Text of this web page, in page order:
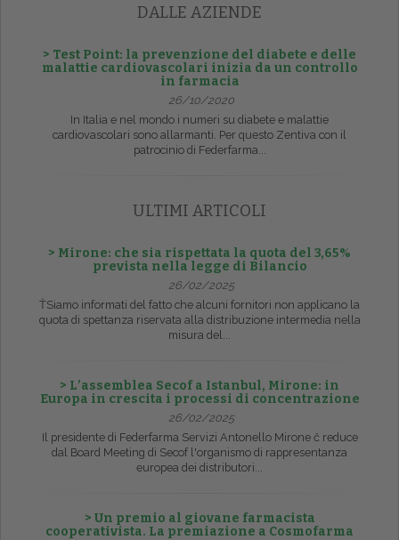
DALLE AZIENDE
> Test Point: la prevenzione del diabete e delle
malattie cardiovascolari inizia da un controllo
in farmacia
26/10/2020
In Italia e nel mondo i numeri su diabete e malattie
cardiovascolari sono allarmanti. Per questo Zentiva con il
patrocinio di Federfarma...
ULTIMI ARTICOLI
> Mirone: che sia rispettata la quota del 3,65%
prevista nella legge di Bilancio
26/02/2025
ŤSiamo informati del fatto che alcuni fornitori non applicano la
quota di spettanza riservata alla distribuzione intermedia nella
misura del...
> L’assemblea Secof a Istanbul, Mirone: in
Europa in crescita i processi di concentrazione
26/02/2025
Il presidente di Federfarma Servizi Antonello Mirone č reduce
dal Board Meeting di Secof l'organismo di rappresentanza
europea dei distributori...
> Un premio al giovane farmacista
cooperativista. La premiazione a Cosmofarma